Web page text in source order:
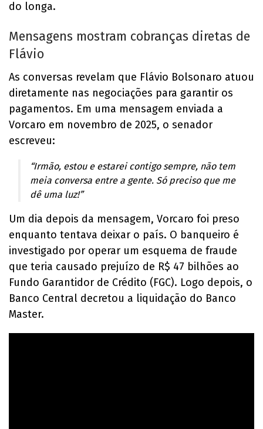
do longa.
Mensagens mostram cobranças diretas de
Flávio
As conversas revelam que Flávio Bolsonaro atuou
diretamente nas negociações para garantir os
pagamentos. Em uma mensagem enviada a
Vorcaro em novembro de 2025, o senador
escreveu:
“Irmão, estou e estarei contigo sempre, não tem
meia conversa entre a gente. Só preciso que me
dê uma luz!”
Um dia depois da mensagem, Vorcaro foi preso
enquanto tentava deixar o país. O banqueiro é
investigado por operar um esquema de fraude
que teria causado prejuízo de R$ 47 bilhões ao
Fundo Garantidor de Crédito (FGC). Logo depois, o
Banco Central decretou a liquidação do Banco
Master.